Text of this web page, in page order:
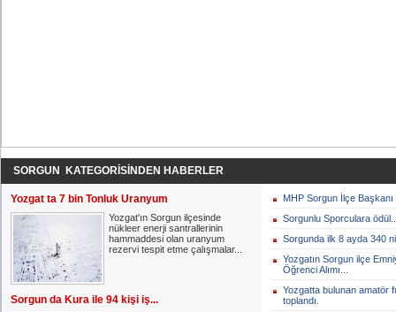
SORGUN KATEGORİSİNDEN HABERLER
Yozgat ta 7 bin Tonluk Uranyum
Yozgat'ın Sorgun ilçesinde
nükleer enerji santrallerinin
hammaddesi olan uranyum
rezervi tespit etme çalışmalar...
Sorgun da Kura ile 94 kişi iş...
MHP Sorgun İlçe Başkanı
Sorgunlu Sporculara
Sorgunda ilk 8 ayda 340
Yozgatın Sorgun ilçe
Öğrenci Alımı...
Yozgatta bulunan amatör
toplandı.